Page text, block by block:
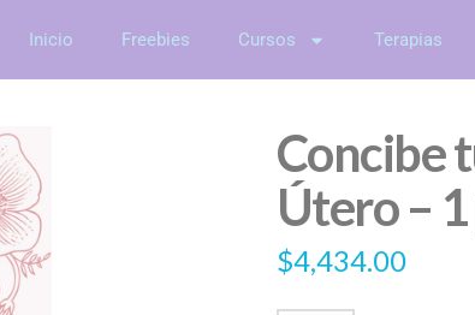
Inicio Freebies Cursos Terapias
Concibe
Útero –
$4,434.00